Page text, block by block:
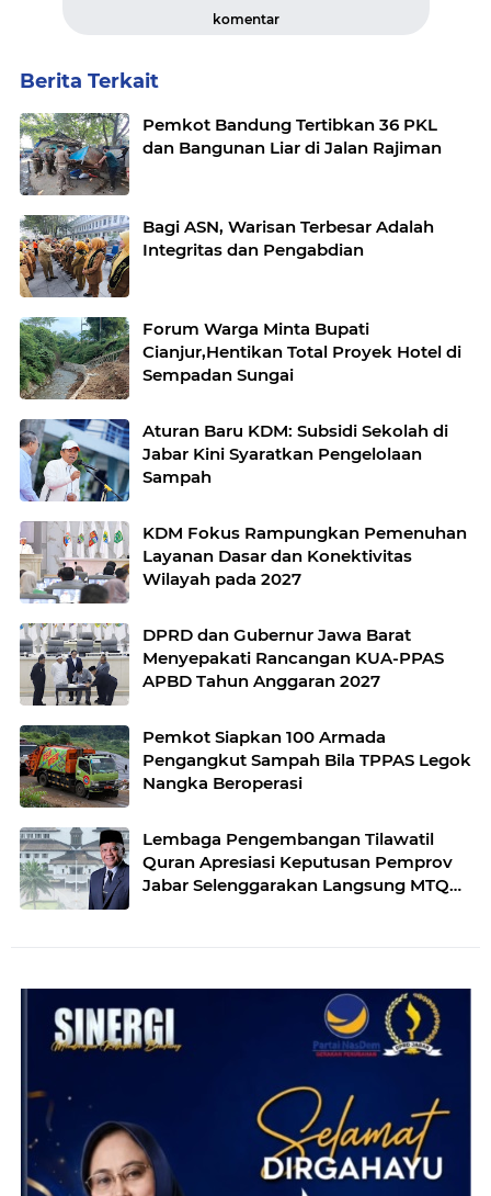
komentar
Berita Terkait
Pemkot Bandung Tertibkan 36 PKL
dan Bangunan Liar di Jalan Rajiman
Bagi ASN, Warisan Terbesar Adalah
Integritas dan Pengabdian
Forum Warga Minta Bupati
Cianjur,Hentikan Total Proyek Hotel di
Sempadan Sungai
Aturan Baru KDM: Subsidi Sekolah di
Jabar Kini Syaratkan Pengelolaan
Sampah
KDM Fokus Rampungkan Pemenuhan
Layanan Dasar dan Konektivitas
Wilayah pada 2027
DPRD dan Gubernur Jawa Barat
Menyepakati Rancangan KUA-PPAS
APBD Tahun Anggaran 2027
Pemkot Siapkan 100 Armada
Pengangkut Sampah Bila TPPAS Legok
Nangka Beroperasi
Lembaga Pengembangan Tilawatil
Quran Apresiasi Keputusan Pemprov
Jabar Selenggarakan Langsung MTQ